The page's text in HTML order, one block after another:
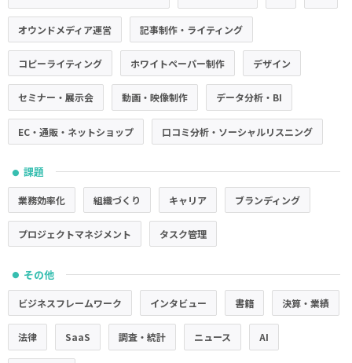
オウンドメディア運営 記事制作・ライティング
コピーライティング ホワイトペーパー制作 デザイン
セミナー・展示会 動画・映像制作 データ分析・BI
EC・通販・ネットショップ 口コミ分析・ソーシャルリスニング
● 課題
業務効率化 組織づくり キャリア ブランディング
プロジェクトマネジメント タスク管理
● その他
ビジネスフレームワーク インタビュー 書籍 決算・業績
法律 SaaS 調査・統計 ニュース AI